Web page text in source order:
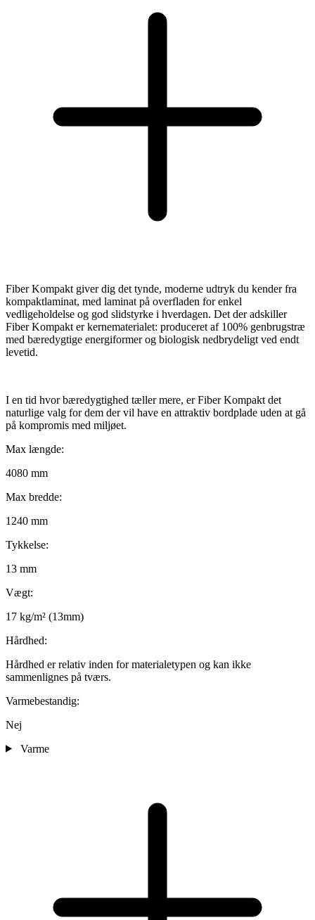
Fiber Kompakt giver dig det tynde, moderne udtryk du kender fra
kompaktlaminat, med laminat på overfladen for enkel
vedligeholdelse og god slidstyrke i hverdagen. Det der adskiller
Fiber Kompakt er kernematerialet: produceret af 100% genbrugstræ
med bæredygtige energiformer og biologisk nedbrydeligt ved endt
levetid.
I en tid hvor bæredygtighed tæller mere, er Fiber Kompakt det
naturlige valg for dem der vil have en attraktiv bordplade uden at gå
på kompromis med miljøet.
Max længde:
4080 mm
Max bredde:
1240 mm
Tykkelse:
13 mm
Vægt:
17 kg/m² (13mm)
Hårdhed:
Hårdhed er relativ inden for materialetypen og kan ikke
sammenlignes på tværs.
Varmebestandig:
Nej
Varme